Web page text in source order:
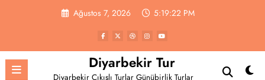
Ağustos 7, 2026 5:19:22 PM
Diyarbekir Tur
Diyarbekir Çıkışlı Turlar Günübirlik Turlar